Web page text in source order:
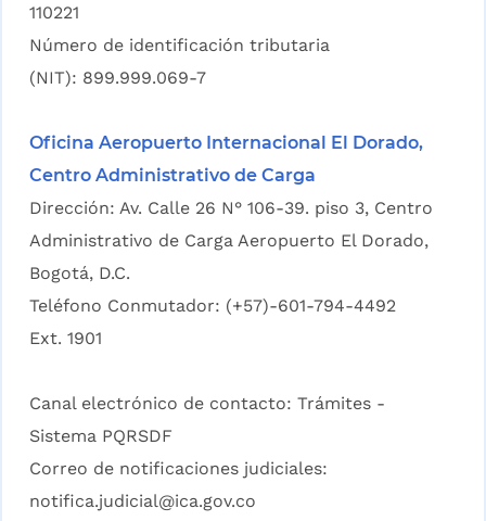
110221
Número de identificación tributaria
(NIT): 899.999.069-7
Oficina Aeropuerto Internacional El Dorado,
Centro Administrativo de Carga
Dirección: Av. Calle 26 N° 106-39. piso 3, Centro
Administrativo de Carga Aeropuerto El Dorado,
Bogotá, D.C.
Teléfono Conmutador: (+57)-601-794-4492
Ext. 1901
Canal electrónico de contacto: Trámites -
Sistema PQRSDF
Correo de notificaciones judiciales:
notifica.judicial@ica.gov.co